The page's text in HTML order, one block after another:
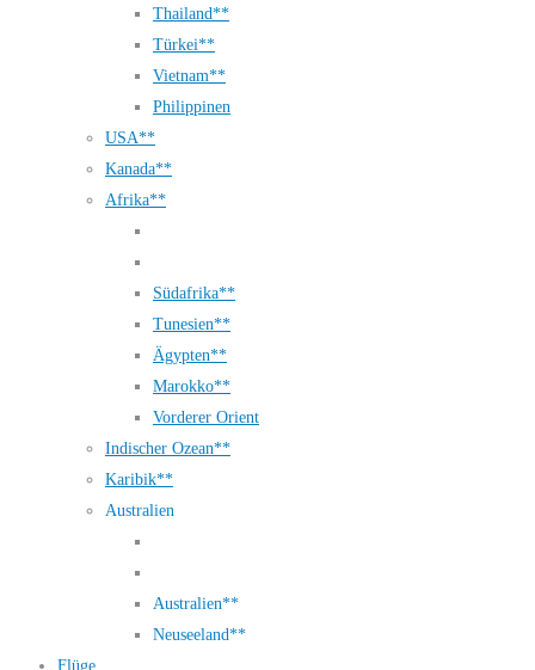
Thailand**
Türkei**
Vietnam**
Philippinen
USA**
Kanada**
Afrika**
Südafrika**
Tunesien**
Ägypten**
Marokko**
Vorderer Orient
Indischer Ozean**
Karibik**
Australien
Australien**
Neuseeland**
Flüge